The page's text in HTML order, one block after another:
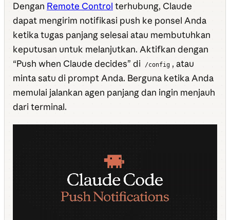
Dengan Remote Control terhubung, Claude
dapat mengirim notifikasi push ke ponsel Anda
ketika tugas panjang selesai atau membutuhkan
keputusan untuk melanjutkan. Aktifkan dengan
“Push when Claude decides” di
/config , atau
minta satu di prompt Anda. Berguna ketika Anda
memulai jalankan agen panjang dan ingin menjauh
dari terminal.